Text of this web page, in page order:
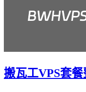
搬瓦工VPS套